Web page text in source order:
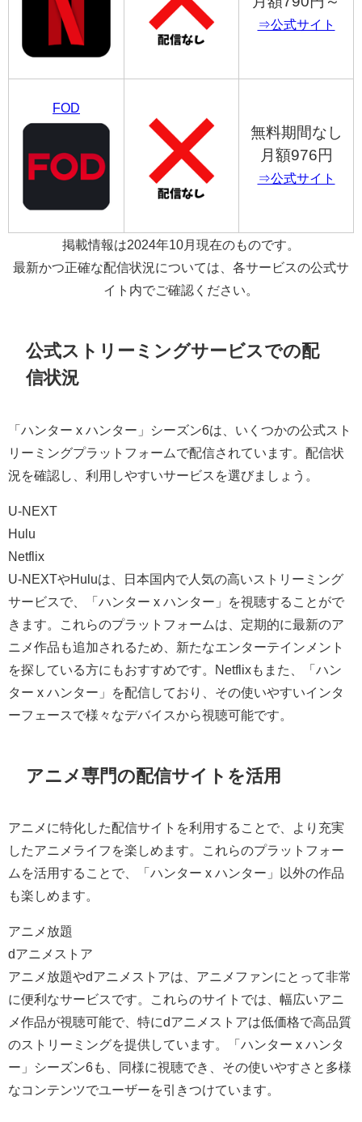
⇒公式サイト
FOD
無料期間なし
月額976円
⇒公式サイト
掲載情報は2024年10月現在のものです。
最新かつ正確な配信状況については、各サービスの公式サ
イト内でご確認ください。
公式ストリーミングサービスでの配
信状況
「ハンター x ハンター」シーズン6は、いくつかの公式スト
リーミングプラットフォームで配信されています。配信状
況を確認し、利用しやすいサービスを選びましょう。
U-NEXT
Hulu
Netflix
U-NEXTやHuluは、日本国内で人気の高いストリーミング
サービスで、「ハンター x ハンター」を視聴することがで
きます。これらのプラットフォームは、定期的に最新のア
ニメ作品も追加されるため、新たなエンターテインメント
を探している方にもおすすめです。Netflixもまた、「ハン
ター x ハンター」を配信しており、その使いやすいインタ
ーフェースで様々なデバイスから視聴可能です。
アニメ専門の配信サイトを活用
アニメに特化した配信サイトを利用することで、より充実
したアニメライフを楽しめます。これらのプラットフォー
ムを活用することで、「ハンター x ハンター」以外の作品
も楽しめます。
アニメ放題
dアニメストア
アニメ放題やdアニメストアは、アニメファンにとって非常
に便利なサービスです。これらのサイトでは、幅広いアニ
メ作品が視聴可能で、特にdアニメストアは低価格で高品質
のストリーミングを提供しています。「ハンター x ハンタ
ー」シーズン6も、同様に視聴でき、その使いやすさと多様
なコンテンツでユーザーを引きつけています。